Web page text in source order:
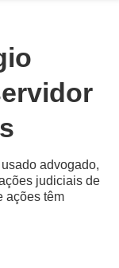
advogado,
judiciais de
ações têm